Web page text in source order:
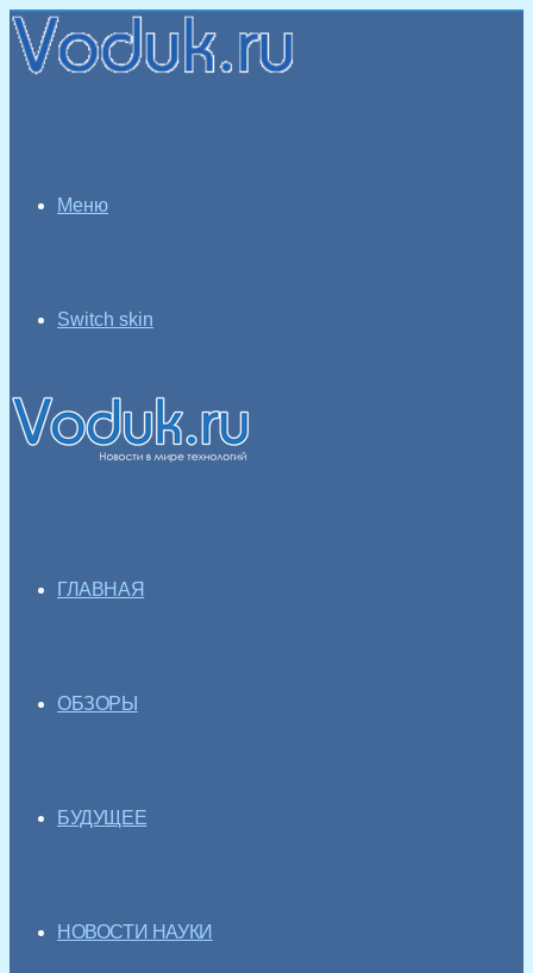
Меню
Switch skin
ГЛАВНАЯ
ОБЗОРЫ
БУДУЩЕЕ
НОВОСТИ НАУКИ